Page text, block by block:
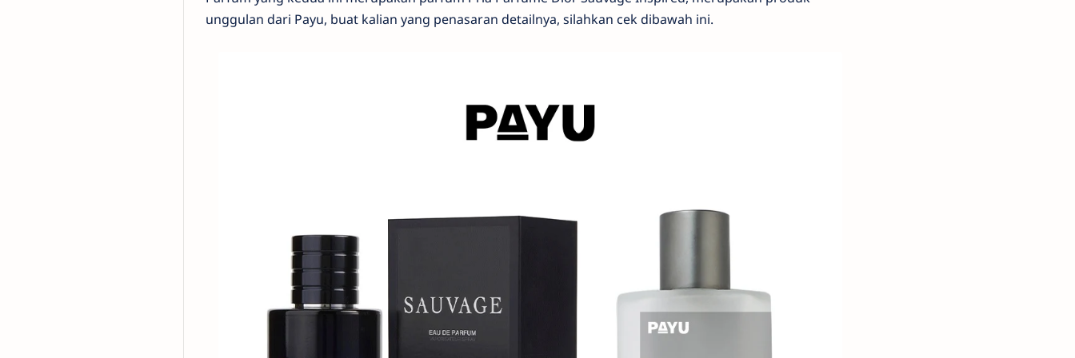
unggulan dari Payu, buat kalian yang penasaran detailnya, silahkan cek dibawah ini.